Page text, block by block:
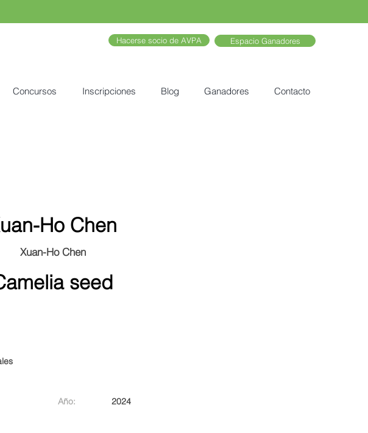
Hacerse socio de AVPA Espacio Ganadores
Concursos Inscripciones Blog Ganadores Contacto
Ho Chen
Xuan-Ho Chen
seed
Año: 2024